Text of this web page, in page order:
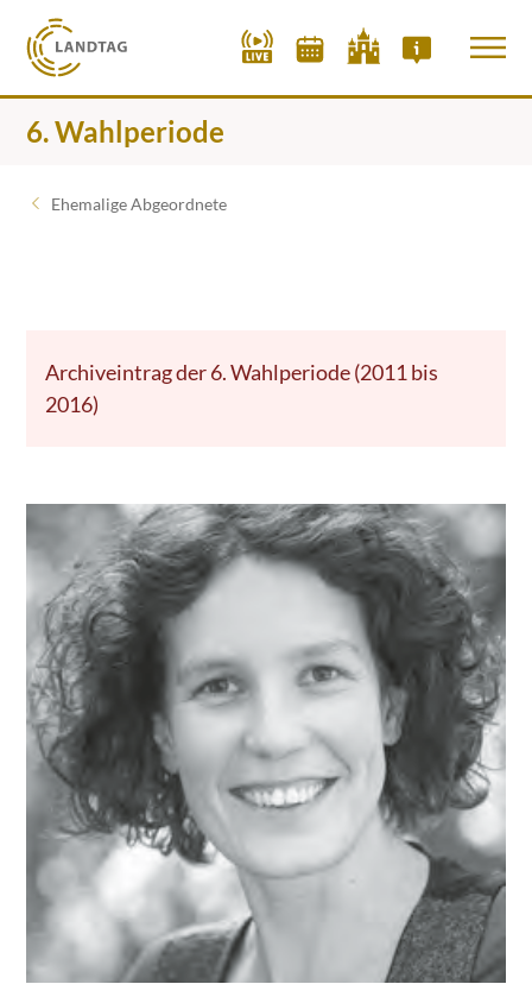
6. Wahlperiode
Ehemalige Abgeordnete
Archiveintrag der 6. Wahlperiode (2011 bis
2016)